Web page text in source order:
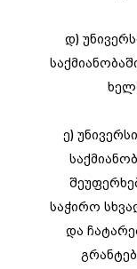
დ)
ე)
საჭირო
და